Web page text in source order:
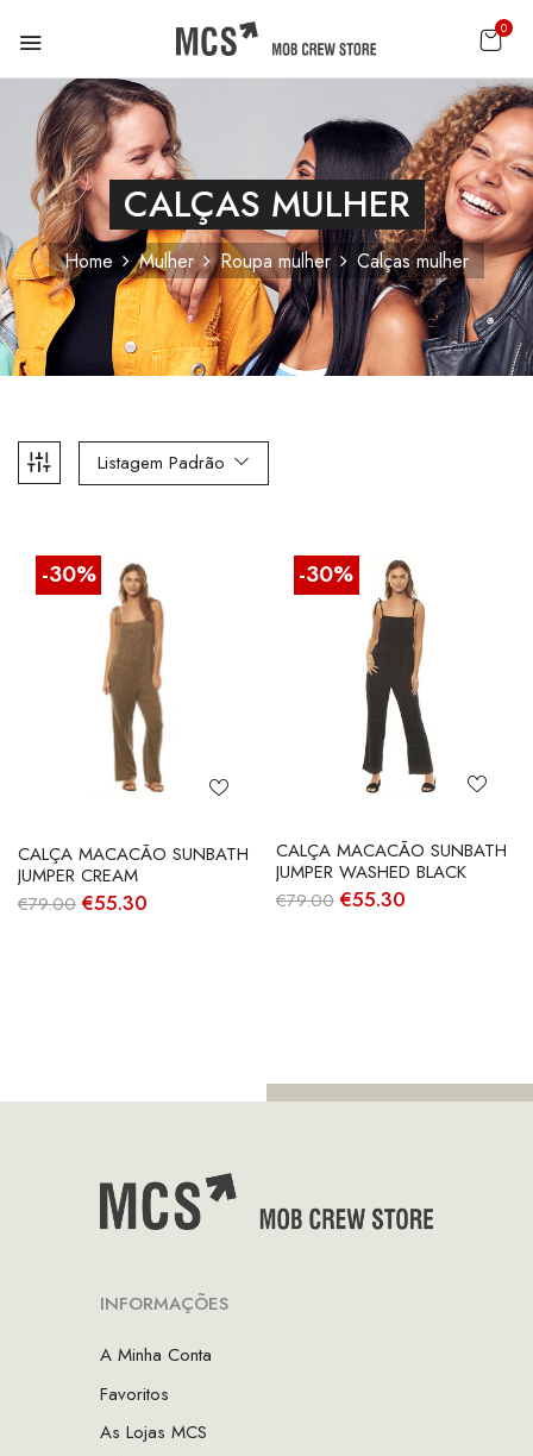
0
CALÇAS MULHER
Home Mulher Roupa mulher Calças mulher
Listagem Padrão
-30%
CALÇA MACACÃO SUNBATH
JUMPER CREAM
€79.00 O
€55.30
-30%
CALÇA MACACÃO SUNBATH
JUMPER WASHED BLACK
€79.00 O
€55.30O
INFORMAÇÕES
A Minha Conta
Favoritos
As Lojas MCS